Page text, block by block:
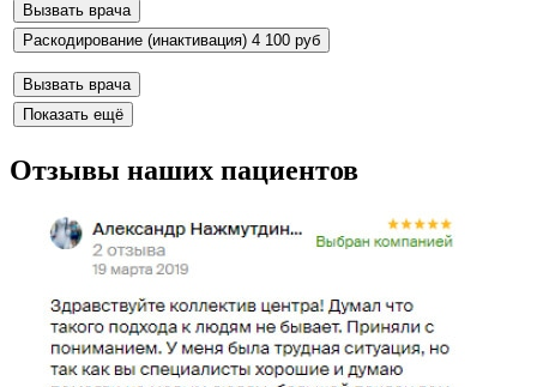
Вызвать врача
Раскодирование (инактивация) 4 100 руб
Вызвать врача
Показать ещё
Отзывы наших пациентов